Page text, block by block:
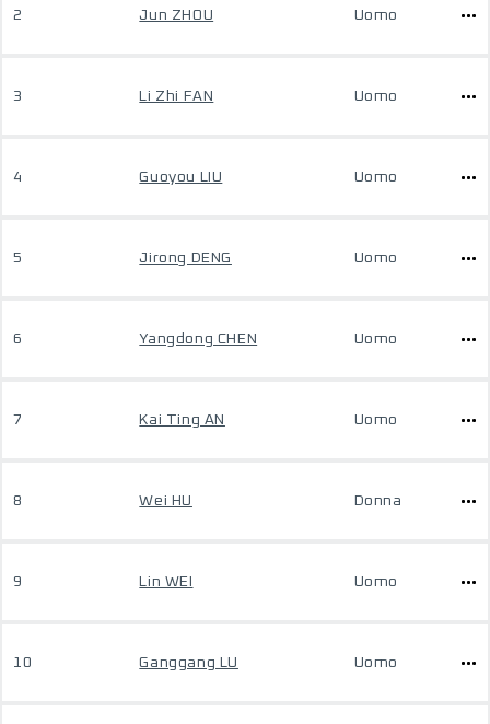
2 Jun ZHOU Uomo
3 Li Zhi FAN Uomo
4 Guoyou LIU Uomo
5 Jirong DENG Uomo
6 Yangdong CHEN Uomo
7 Kai Ting AN Uomo
8 Wei HU Donna
9 Lin WEI Uomo
10 Ganggang LU Uomo